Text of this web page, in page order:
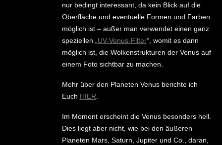
nur bedingt interessant, da kein Blick auf die
Oberfläche und eventuelle Formen und Farben
möglich ist – außer man verwendet einen ganz
speziellen „ UV-Venus-Filter“, womit es dann
möglich ist, die Wolkenstrukturen der Venus auf
einem Foto sichtbar zu machen.
Mehr über den Planeten Venus berichte ich
Euch HIER
Im Moment erscheint die Venus besonders hell.
Dies liegt aber nicht, wie bei den äußeren
Planeten Mars, Saturn, Jupiter und Co., daran,